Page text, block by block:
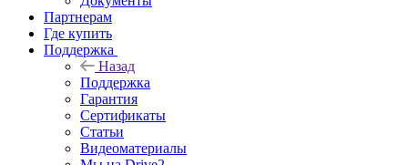
Партнерам
Где купить
Поддержка
Назад
Поддержка
Гарантия
Сертификаты
Статьи
Видеоматериалы